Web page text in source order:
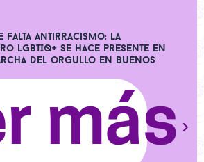
falta antirracismo: La
LGBTIQ+ se hace presente en
del orgullo en Buenos
más